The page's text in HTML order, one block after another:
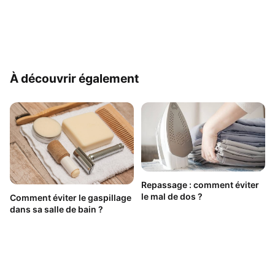
À découvrir également
Comment éviter le gaspillage
dans sa salle de bain ?
Repassage : comment éviter
le mal de dos ?